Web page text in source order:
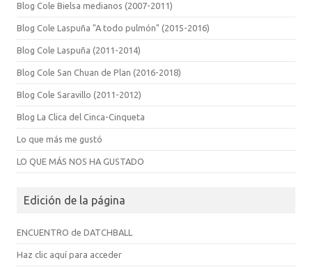
Blog Cole Bielsa medianos (2007-2011)
Blog Cole Laspuña "A todo pulmón" (2015-2016)
Blog Cole Laspuña (2011-2014)
Blog Cole San Chuan de Plan (2016-2018)
Blog Cole Saravillo (2011-2012)
Blog La Clica del Cinca-Cinqueta
Lo que más me gustó
LO QUE MÁS NOS HA GUSTADO
Edición de la página
ENCUENTRO de DATCHBALL
Haz clic aquí para acceder